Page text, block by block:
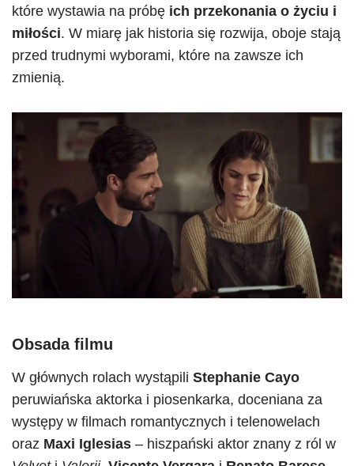
które wystawia na próbę ich przekonania o życiu i
miłości. W miarę jak historia się rozwija, oboje stają
przed trudnymi wyborami, które na zawsze ich
zmienią.
Obsada filmu
W głównych rolach wystąpili Stephanie Cayo
peruwiańska aktorka i piosenkarka, doceniana za
występy w filmach romantycznych i telenowelach
oraz Maxi Iglesias – hiszpański aktor znany z ról w